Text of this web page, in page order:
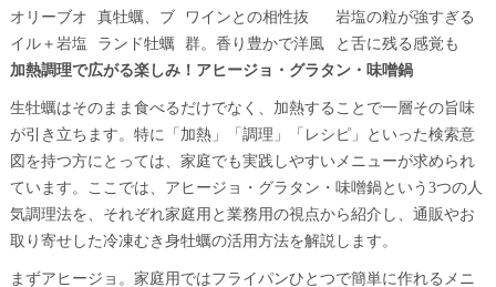
オリーブオ
イル＋岩塩
真牡蠣、ブ
ランド牡蠣
ワインとの相性抜
群。香り豊かで洋風
岩塩の粒が強すぎる
と舌に残る感覚も
加熱調理で広がる楽しみ！アヒージョ・グラタン・味噌鍋
生牡蠣はそのまま食べるだけでなく、加熱することで一層その旨味
が引き立ちます。特に「加熱」「調理」「レシピ」といった検索意
図を持つ方にとっては、家庭でも実践しやすいメニューが求められ
ています。ここでは、アヒージョ・グラタン・味噌鍋という3つの人
気調理法を、それぞれ家庭用と業務用の視点から紹介し、通販やお
取り寄せした冷凍むき身牡蠣の活用方法を解説します。
まずアヒージョ。家庭用ではフライパンひとつで簡単に作れるメニ